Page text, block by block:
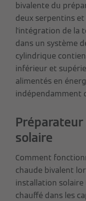
bivalente du
deux serpentins
l'intégration de la
dans un système
cylindrique
inférieur et
alimentés en
indépendamment
Préparateur
solaire
Comment
chaude bivalent
installation solaire
chauffé dans les